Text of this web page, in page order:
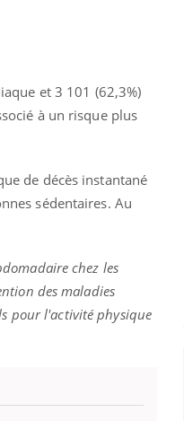
et 3 101 (62,3%)
à un risque plus
de décès instantané
sédentaires. Au
chez les
des maladies
pour l'activité physique